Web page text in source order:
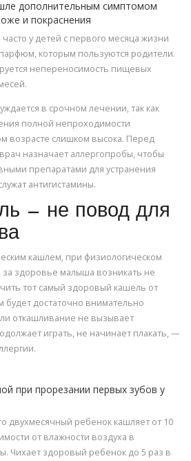
дополнительным симптомом
и покраснения
у детей с первого месяца жизни
которым пользуются родители.
непереносимость пищевых
в срочном лечении, так как
полной непроходимости
возрасте слишком высока. Перед
назначает аллергопробы, чтобы
препаратами для устранения
антигистамины.
— не повод для
кашлем, при физиологическом
здоровье малыша возникать не
тот самый здоровый кашель от
будет достаточно внимательно
откашливание не вызывает
играть, не начинает плакать, —
при прорезании первых зубов у
двухмесячный ребенок кашляет от 10
от влажности воздуха в
Чихает здоровый ребенок до 5 раз в